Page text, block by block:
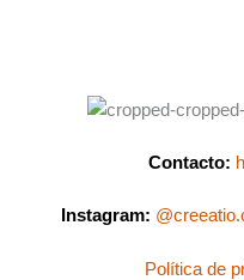
Contacto:
Instagram:
Política de